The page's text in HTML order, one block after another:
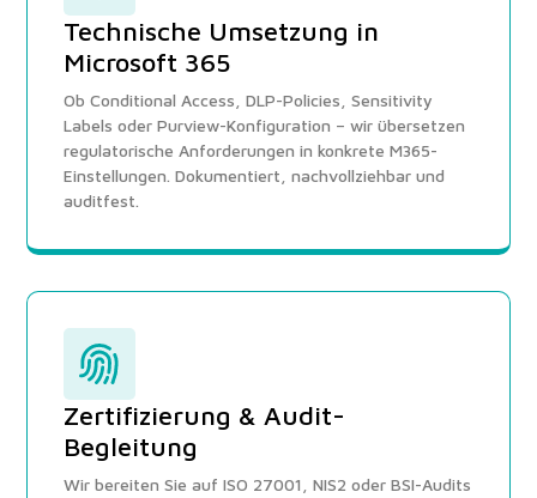
Technische Umsetzung in
Microsoft 365
Ob Conditional Access, DLP-Policies, Sensitivity
Labels oder Purview-Konfiguration – wir übersetzen
regulatorische Anforderungen in konkrete M365-
Einstellungen. Dokumentiert, nachvollziehbar und
auditfest.
Zertifizierung & Audit-
Begleitung
Wir bereiten Sie auf ISO 27001, NIS2 oder BSI-Audits